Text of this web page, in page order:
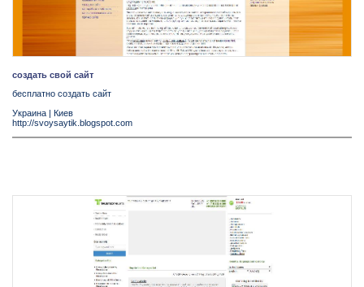
создать свой сайт
бесплатно создать сайт
Украина
Киев
http://svoysaytik.blogspot.com